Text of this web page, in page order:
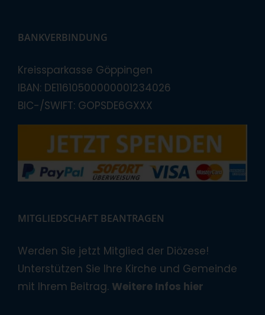
BANKVERBINDUNG
Kreissparkasse Göppingen
IBAN: DE11610500000001234026
BIC-/SWIFT: GOPSDE6GXXX
MITGLIEDSCHAFT BEANTRAGEN
Werden Sie jetzt Mitglied der Diözese!
Unterstützen Sie Ihre Kirche und Gemeinde
mit Ihrem Beitrag. Weitere Infos hier